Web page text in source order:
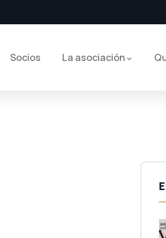
Socios La asociación